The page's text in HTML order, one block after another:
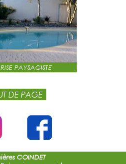
PAYSAGISTE
HAUT DE PAGE
COINDET